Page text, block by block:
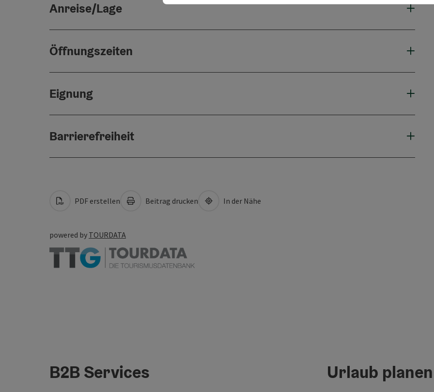
Anreise/Lage
Öffnungszeiten
Eignung
Barrierefreiheit
PDF erstellen Beitrag drucken In der Nähe
powered by TOURDATA
B2B Services Urlaub